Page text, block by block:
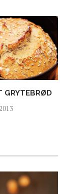
GRYTEBRØD